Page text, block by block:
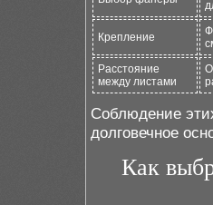
Крепление
Расстояние
между листами
Соблюдение
долговечное
Как